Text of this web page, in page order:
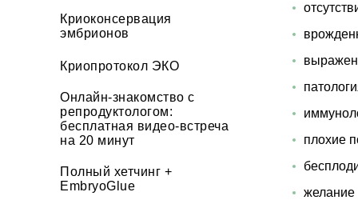
Криоконсервация
эмбрионов
Криопротокол ЭКО
Онлайн-знакомство с
репродуктологом:
бесплатная видео-встреча
на 20 минут
Полный хетчинг +
ЕmbryoGlue
плохие
желание